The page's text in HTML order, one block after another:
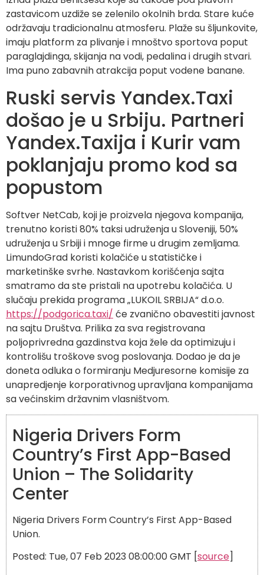
zastavicom uzdiže se zelenilo okolnih brda. Stare kuće
održavaju tradicionalnu atmosferu. Plaže su šljunkovite,
imaju platform za plivanje i mnoštvo sportova poput
paraglajdinga, skijanja na vodi, pedalina i drugih stvari.
Ima puno zabavnih atrakcija poput vodene banane.
Ruski servis Yandex.Taxi
došao je u Srbiju. Partneri
Yandex.Taxija i Kurir vam
poklanjaju promo kod sa
popustom
Softver NetCab, koji je proizvela njegova kompanija,
trenutno koristi 80% taksi udruženja u Sloveniji, 50%
udruženja u Srbiji i mnoge firme u drugim zemljama.
LimundoGrad koristi kolačiće u statističke i
marketinške svrhe. Nastavkom korišćenja sajta
smatramo da ste pristali na upotrebu kolačića. U
slučaju prekida programa „LUKOIL SRBIJA“ d.o.o.
https://podgorica.taxi/ će zvanično obavestiti javnost
na sajtu Društva. Prilika za sva registrovana
poljoprivredna gazdinstva koja žele da optimizuju i
kontrolišu troškove svog poslovanja. Dodao je da je
doneta odluka o formiranju Medjuresorne komisije za
unapredjenje korporativnog upravljana kompanijama
sa većinskim državnim vlasništvom.
Nigeria Drivers Form
Country’s First App-Based
Union – The Solidarity
Center
Nigeria Drivers Form Country’s First App-Based
Union.
Posted: Tue, 07 Feb 2023 08:00:00 GMT [source]